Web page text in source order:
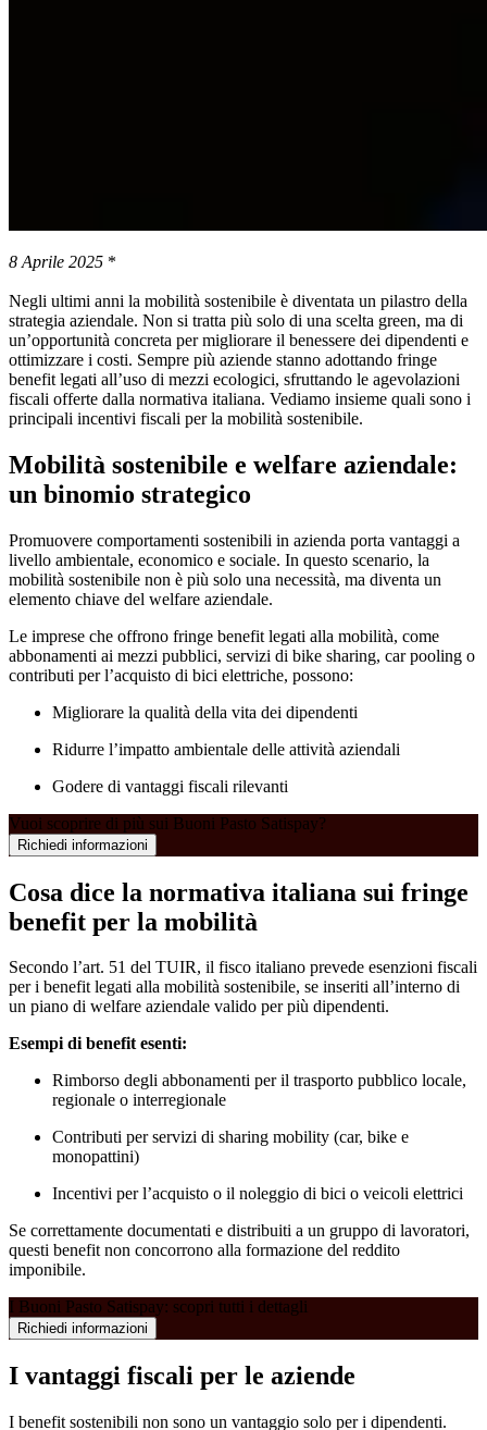
8 Aprile 2025 *
Negli ultimi anni la mobilità sostenibile è diventata un pilastro della
strategia aziendale. Non si tratta più solo di una scelta green, ma di
un’opportunità concreta per migliorare il benessere dei dipendenti e
ottimizzare i costi. Sempre più aziende stanno adottando fringe
benefit legati all’uso di mezzi ecologici, sfruttando le agevolazioni
fiscali offerte dalla normativa italiana. Vediamo insieme quali sono i
principali incentivi fiscali per la mobilità sostenibile.
Mobilità sostenibile e welfare aziendale:
un binomio strategico
Promuovere comportamenti sostenibili in azienda porta vantaggi a
livello ambientale, economico e sociale. In questo scenario, la
mobilità sostenibile non è più solo una necessità, ma diventa un
elemento chiave del welfare aziendale.
Le imprese che offrono fringe benefit legati alla mobilità, come
abbonamenti ai mezzi pubblici, servizi di bike sharing, car pooling o
contributi per l’acquisto di bici elettriche, possono:
Migliorare la qualità della vita dei dipendenti
Ridurre l’impatto ambientale delle attività aziendali
Godere di vantaggi fiscali rilevanti
Vuoi scoprire di più sui Buoni Pasto Satispay?
Richiedi informazioni
Cosa dice la normativa italiana sui fringe
benefit per la mobilità
Secondo l’art. 51 del TUIR, il fisco italiano prevede esenzioni fiscali
per i benefit legati alla mobilità sostenibile, se inseriti all’interno di
un piano di welfare aziendale valido per più dipendenti.
Esempi di benefit esenti:
Rimborso degli abbonamenti per il trasporto pubblico locale,
regionale o interregionale
Contributi per servizi di sharing mobility (car, bike e
monopattini)
Incentivi per l’acquisto o il noleggio di bici o veicoli elettrici
Se correttamente documentati e distribuiti a un gruppo di lavoratori,
questi benefit non concorrono alla formazione del reddito
imponibile.
I Buoni Pasto Satispay: scopri tutti i dettagli
Richiedi informazioni
I vantaggi fiscali per le aziende
I benefit sostenibili non sono un vantaggio solo per i dipendenti.